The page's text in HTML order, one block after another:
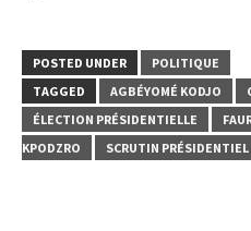
POSTED UNDER
POLITIQUE
TAGGED
AGBÉYOMÉ KODJO
ÉLECTION PRÉSIDENTIELLE
KPODZRO
SCRUTIN PRÉSIDENTIEL